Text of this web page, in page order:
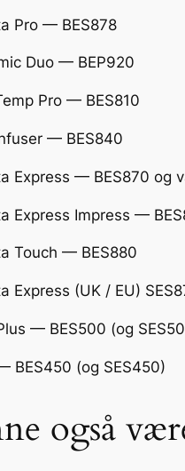
Pro — BES878
Duo — BEP920
Pro — BES810
— BES840
Express — BES870 og
Express Impress —
Touch — BES880
Express (UK / EU)
— BES500 (og
BES450 (og SES450)
også